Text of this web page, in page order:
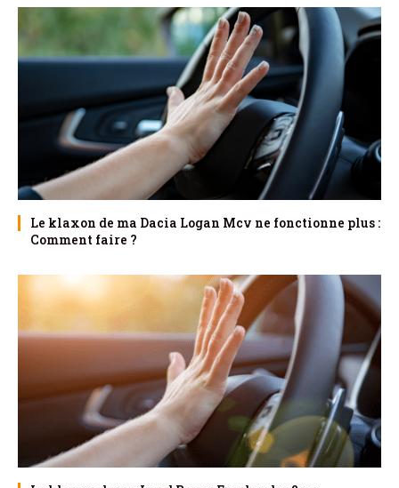
Le klaxon de ma Dacia Logan Mcv ne fonctionne plus :
Comment faire ?